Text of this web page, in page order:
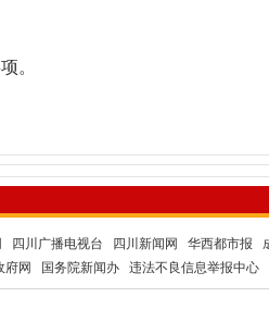
。
四川广播电视台 四川新闻网 华西都市报
府网 国务院新闻办 违法不良信息举报中心